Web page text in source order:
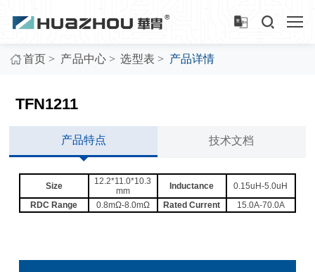
首页 > 产品中心 > 选型表 > 产品详情
TFN1211
产品特点 技术文档
Size
12.2*11.0*10.3
mm
Inductance
0.15uH-5.0uH
RDC Range
0.8mΩ-8.0mΩ Rated Current 15.0A-70.0A